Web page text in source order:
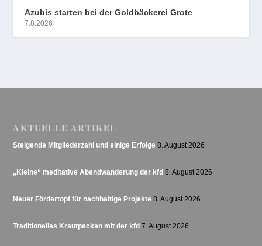
Azubis starten bei der Goldbäckerei Grote
7.8.2026
AKTUELLE ARTIKEL
Steigende Mitgliederzahl und einige Erfolge 8. August 2026
„Kleine“ meditative Abendwanderung der kfd 8. August 2026
Neuer Fördertopf für nachhaltige Projekte 8. August 2026
Traditionelles Krautpacken mit der kfd 7. August 2026